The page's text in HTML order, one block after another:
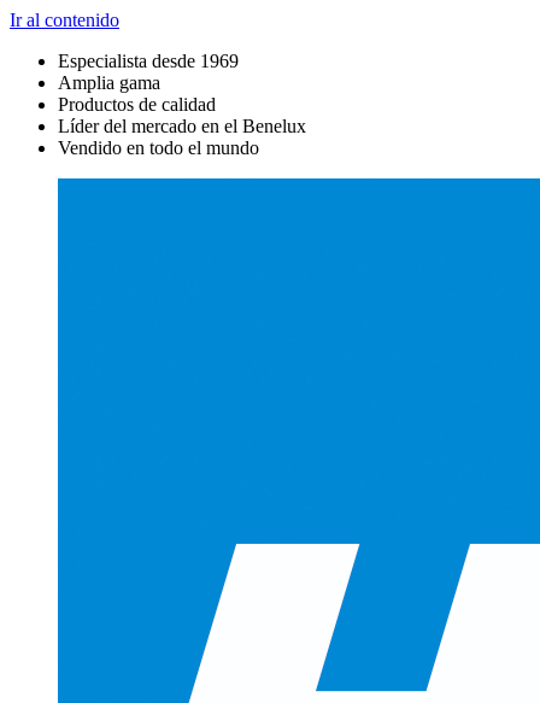
Ir al contenido
Especialista desde 1969
Amplia gama
Productos de calidad
Líder del mercado en el Benelux
Vendido en todo el mundo